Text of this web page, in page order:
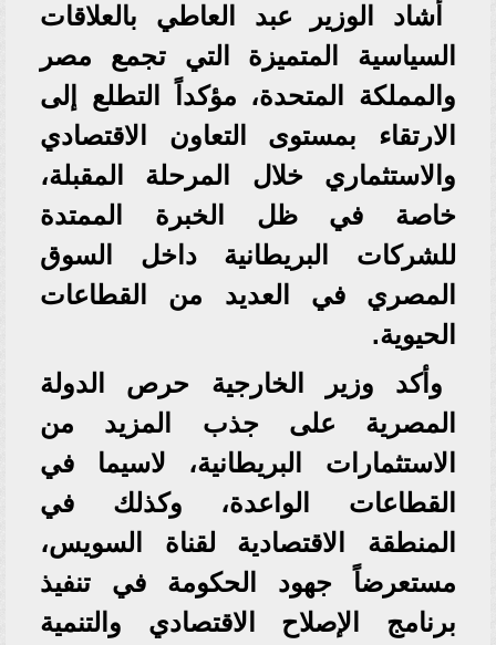
أشاد الوزير عبد العاطي بالعلاقات
السياسية المتميزة التي تجمع مصر
والمملكة المتحدة، مؤكداً التطلع إلى
الارتقاء بمستوى التعاون الاقتصادي
والاستثماري خلال المرحلة المقبلة،
خاصة في ظل الخبرة الممتدة
للشركات البريطانية داخل السوق
المصري في العديد من القطاعات
الحيوية.
وأكد وزير الخارجية حرص الدولة
المصرية على جذب المزيد من
الاستثمارات البريطانية، لاسيما في
القطاعات الواعدة، وكذلك في
المنطقة الاقتصادية لقناة السويس،
مستعرضاً جهود الحكومة في تنفيذ
برنامج الإصلاح الاقتصادي والتنمية